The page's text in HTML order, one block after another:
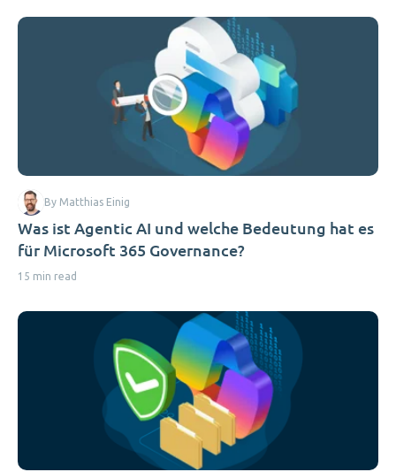
Was ist Agentic AI und welche Bedeutung hat es
für Microsoft 365 Governance?
15 min read
By Matthias Einig